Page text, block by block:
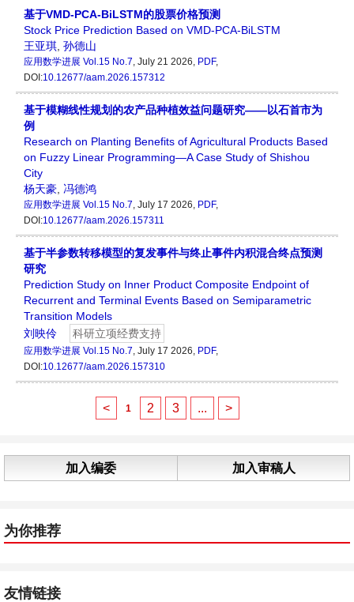
基于VMD-PCA-BiLSTM的股票价格预测
Stock Price Prediction Based on VMD-PCA-BiLSTM
王亚琪 孙德山
应用数学进展 Vol.15 No.7 , July 21 2026, PDF,
DOI:10.12677/aam.2026.157312
基于模糊线性规划的农产品种植效益问题研究——以石首市为
例
Research on Planting Benefits of Agricultural Products Based
on Fuzzy Linear Programming—A Case Study of Shishou
City
杨天豪 冯德鸿
应用数学进展 Vol.15 No.7 , July 17 2026, PDF,
DOI:10.12677/aam.2026.157311
基于半参数转移模型的复发事件与终止事件内积混合终点预测
研究
Prediction Study on Inner Product Composite Endpoint of
Recurrent and Terminal Events Based on Semiparametric
Transition Models
刘映伶
科研立项经费支持
应用数学进展 Vol.15 No.7 , July 17 2026, PDF,
DOI:10.12677/aam.2026.157310
< 1 2 3 ... >
加入编委 加入审稿人
为你推荐
友情链接